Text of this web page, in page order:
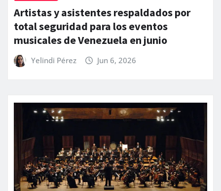
Artistas y asistentes respaldados por
total seguridad para los eventos
musicales de Venezuela en junio
Yelindi Pérez Jun 6, 2026